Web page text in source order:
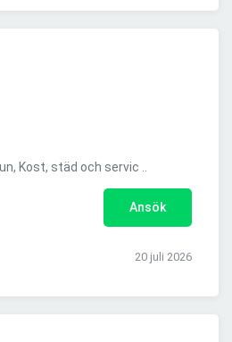
Kost, städ och servic ..
Ansök
20 juli 2026